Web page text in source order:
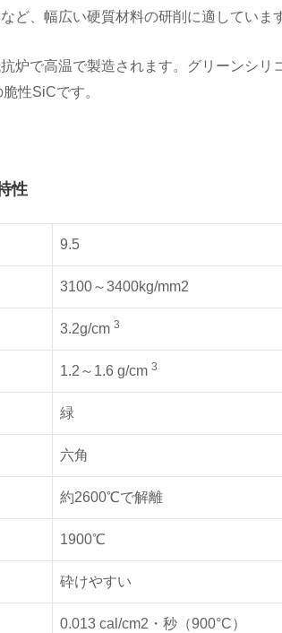
ど、幅広い硬質材料の研削に適していま
炉で高温で製造されます。グリーンシ
性SiCです。
性
9.5
3100～3400kg/mm2
3.2g/cm 3
1.2～1.6 g/cm 3
緑
六角
約2600℃で解離
1900℃
砕けやすい
0.013 cal/cm2・秒（900°C）